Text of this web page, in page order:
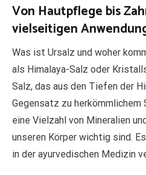
Von Hautpflege bis
vielseitigen
Was ist Ursalz und woher
als Himalaya-Salz oder
Salz, das aus den Tiefen der
Gegensatz zu
eine Vielzahl von Mineralien
unseren Körper wichtig sind.
in der ayurvedischen Medizin